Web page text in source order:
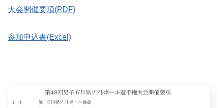
大会開催要項(PDF)
参加申込書(Excel)